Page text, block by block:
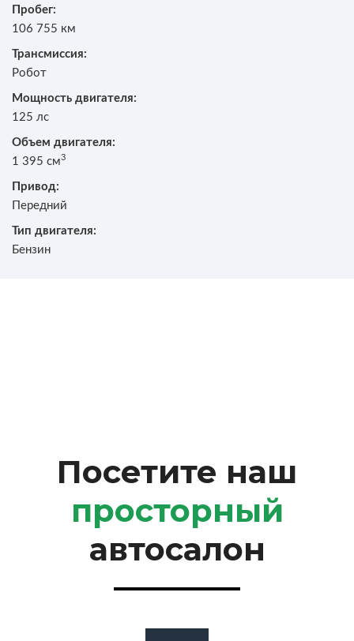
Пробег:
106 755 км
Трансмиссия:
Робот
Мощность двигателя:
125 лс
Объем двигателя:
1 395 см3
Привод:
Передний
Тип двигателя:
Бензин
Посетите наш
просторный
автосалон